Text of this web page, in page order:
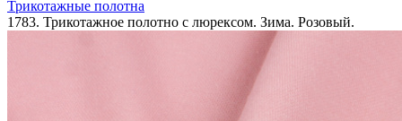
Трикотажные полотна
1783. Трикотажное полотно с люрексом. Зима. Розовый.